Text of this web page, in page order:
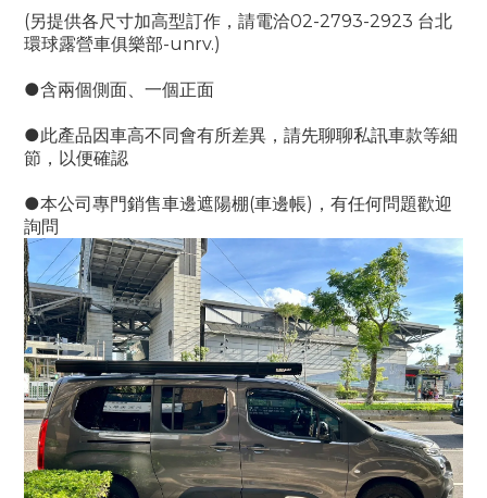
(另提供各尺寸加高型訂作，請電洽02-2793-2923 台北
環球露營車俱樂部-unrv.)
●含兩個側面、一個正面
●此產品因車高不同會有所差異，請先聊聊私訊車款等細
節，以便確認
●本公司專門銷售車邊遮陽棚(車邊帳)，有任何問題歡迎
詢問